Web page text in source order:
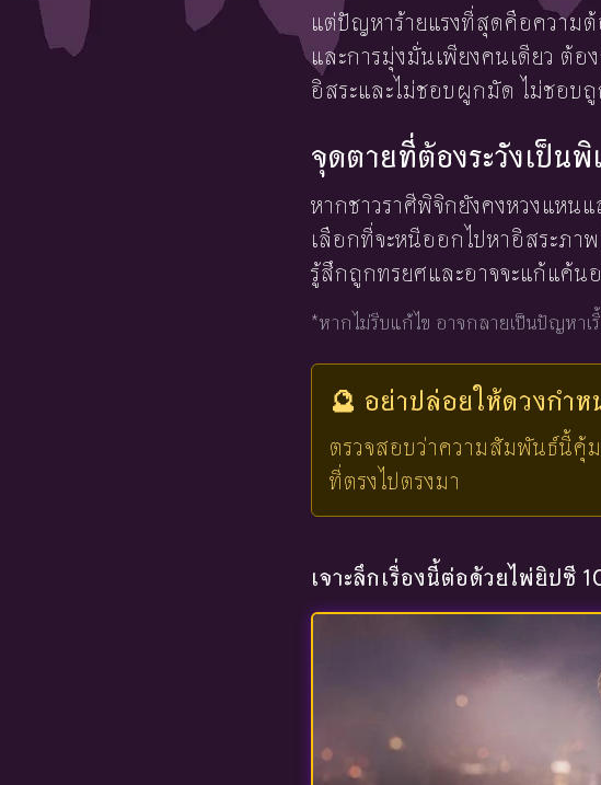
แต่ปัญหาร้ายแรงที่สุดคือความต้
และการมุ่งมั่นเพียงคนเดียว ต้อ
อิสระและไม่ชอบผูกมัด ไม่ชอบ
จุดตายที่ต้องระวังเป็นพิ
หากชาวราศีพิจิกยังคงหวงแหน
เลือกที่จะหนีออกไปหาอิสระภา
รู้สึกถูกทรยศและอาจจะแก้แค้น
*หากไม่รีบแก้ไข อาจกลายเป็นปัญหาเ
🔮 อย่าปล่อยให้ดวงกำ
ตรวจสอบว่าความสัมพันธ์นี้คุ้ม
ที่ตรงไปตรงมา
เจาะลึกเรื่องนี้ต่อด้วยไพ่ยิปซี